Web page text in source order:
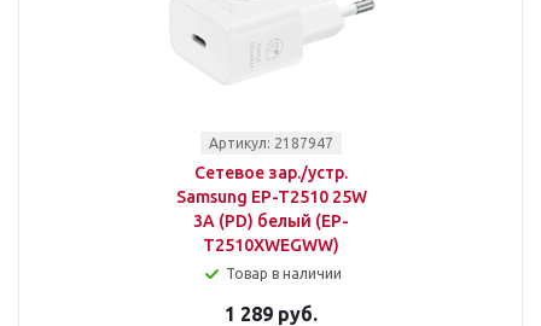
Артикул: 2187947
Сетевое зар./устр.
Samsung EP-T2510 25W
3A (PD) белый (EP-
T2510XWEGWW)
Товар в наличии
1 289 руб.